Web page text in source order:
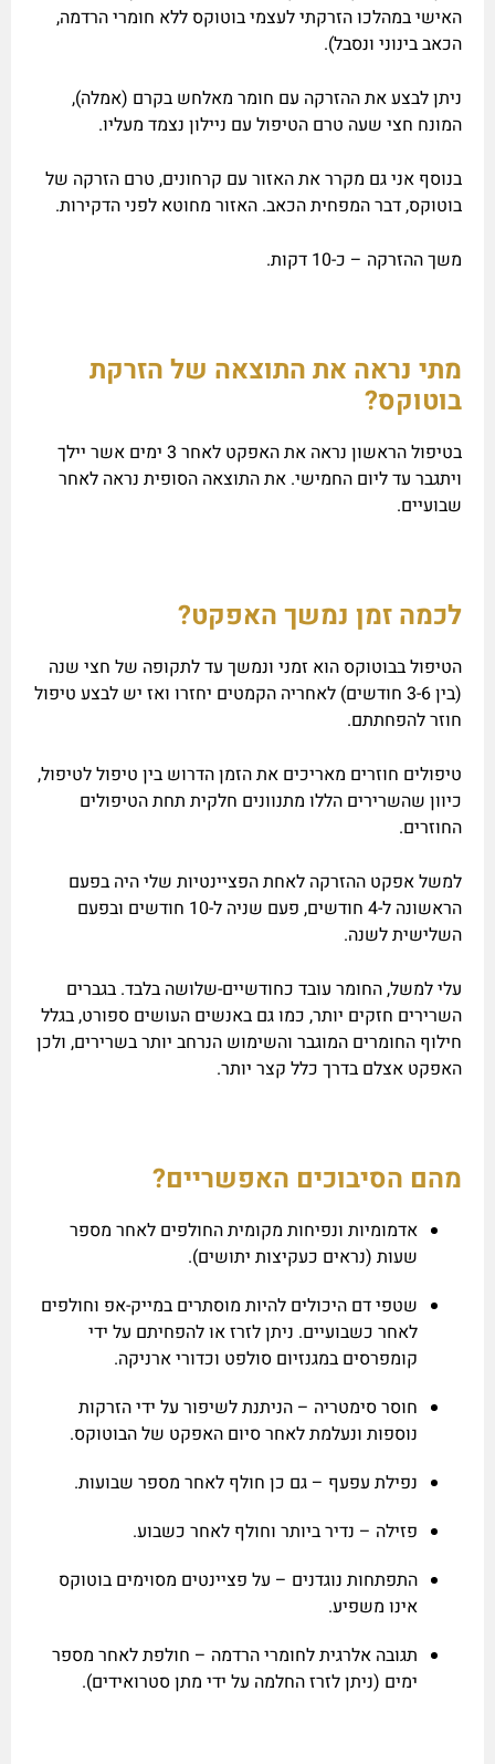
האישי במהלכו הזרקתי לעצמי בוטוקס ללא חומרי הרדמה,
הכאב בינוני ונסבל).
ניתן לבצע את ההזרקה עם חומר מאלחש בקרם (אמלה),
המונח חצי שעה טרם הטיפול עם ניילון נצמד מעליו.
בנוסף אני גם מקרר את האזור עם קרחונים, טרם הזרקה של
בוטוקס, דבר המפחית הכאב. האזור מחוטא לפני הדקירות.
משך ההזרקה – כ-10 דקות.
מתי נראה את התוצאה של הזרקת
בוטוקס?
בטיפול הראשון נראה את האפקט לאחר 3 ימים אשר יילך
ויתגבר עד ליום החמישי. את התוצאה הסופית נראה לאחר
שבועיים.
לכמה זמן נמשך האפקט?
הטיפול בבוטוקס הוא זמני ונמשך עד לתקופה של חצי שנה
(בין 3-6 חודשים) לאחריה הקמטים יחזרו ואז יש לבצע טיפול
חוזר להפחתתם.
טיפולים חוזרים מאריכים את הזמן הדרוש בין טיפול לטיפול,
כיוון שהשרירים הללו מתנוונים חלקית תחת הטיפולים
החוזרים.
למשל אפקט ההזרקה לאחת הפציינטיות שלי היה בפעם
הראשונה ל-4 חודשים, פעם שניה ל-10 חודשים ובפעם
השלישית לשנה.
עלי למשל, החומר עובד כחודשיים-שלושה בלבד. בגברים
השרירים חזקים יותר, כמו גם באנשים העושים ספורט, בגלל
חילוף החומרים המוגבר והשימוש הנרחב יותר בשרירים, ולכן
האפקט אצלם בדרך כלל קצר יותר.
מהם הסיבוכים האפשריים?
אדמומיות ונפיחות מקומית החולפים לאחר מספר
שעות (נראים כעקיצות יתושים).
שטפי דם היכולים להיות מוסתרים במייק-אפ וחולפים
לאחר כשבועיים. ניתן לזרז או להפחיתם על ידי
קומפרסים במגנזיום סולפט וכדורי ארניקה.
חוסר סימטריה – הניתנת לשיפור על ידי הזרקות
נוספות ונעלמת לאחר סיום האפקט של הבוטוקס.
נפילת עפעף – גם כן חולף לאחר מספר שבועות.
פזילה – נדיר ביותר וחולף לאחר כשבוע.
התפתחות נוגדנים – על פציינטים מסוימים בוטוקס
אינו משפיע.
תגובה אלרגית לחומרי הרדמה – חולפת לאחר מספר
ימים (ניתן לזרז החלמה על ידי מתן סטרואידים).